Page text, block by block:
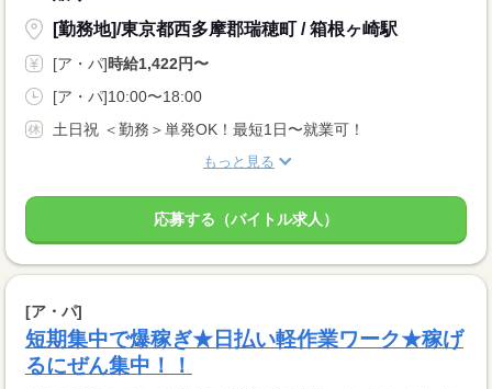
[勤務地]/東京都西多摩郡瑞穂町 / 箱根ヶ崎駅
[ア・パ]時給1,422円〜
[ア・パ]10:00〜18:00
土日祝 ＜勤務＞単発OK！最短1日〜就業可！
もっと見る
応募する（バイトル求人）
[ア・パ]
短期集中で爆稼ぎ★日払い軽作業ワーク★稼げ
るにぜん集中！！